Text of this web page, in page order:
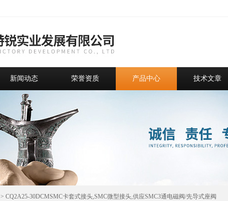
新闻动态 荣誉资质 产品中心 技术文章
> CQ2A25-30DCMSMC卡套式接头,SMC微型接头,供应SMC3通电磁阀/先导式座阀